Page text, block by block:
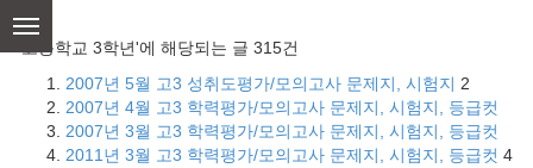
content
'고등학교 3학년'에 해당되는 글 315건
2007년 5월 고3 성취도평가/모의고사 문제지, 시험지 2
2007년 4월 고3 학력평가/모의고사 문제지, 시험지, 등급컷
2007년 3월 고3 학력평가/모의고사 문제지, 시험지, 등급컷
2011년 3월 고3 학력평가/모의고사 문제지, 시험지, 등급컷 4